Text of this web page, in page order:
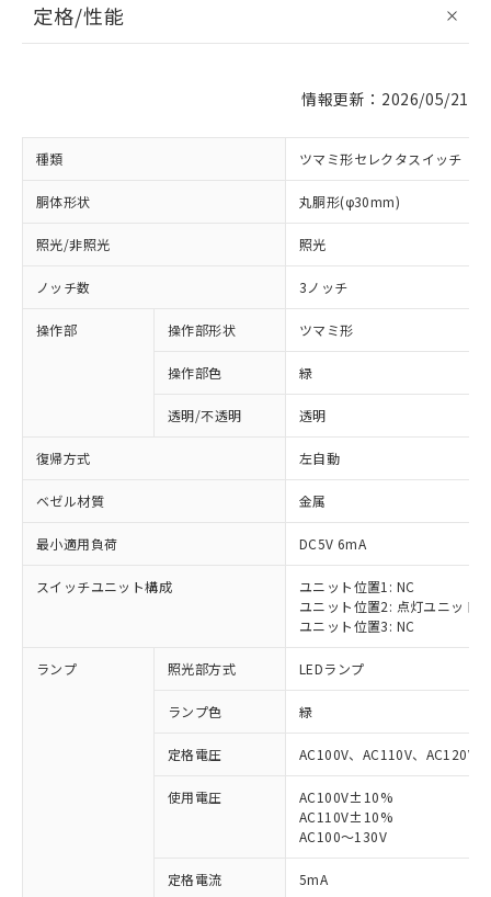
定格/性能
情報更新：2026/05/21
種類 ツマミ形セレクタスイッチ
胴体形状 丸胴形(φ30mm)
照光/非照光 照光
ノッチ数 3ノッチ
操作部 操作部形状 ツマミ形
操作部色 緑
透明/不透明 透明
復帰方式 左自動
ベゼル材質 金属
最小適用負荷 DC5V 6mA
スイッチユニット構成
ユニット位置1: NC
ユニット位置2: 点灯ユニット
ユニット位置3: NC
ランプ 照光部方式 LEDランプ
ランプ色 緑
定格電圧 AC100V、AC110V、AC120V
使用電圧
AC100V±10%
AC110V±10%
AC100～130V
定格電流 5mA
対応済み：EU RoHS指令（10物質）の
非含有に対応した製品が提供可能な商品で